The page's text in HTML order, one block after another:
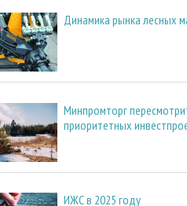
Динамика рынка лесных
Минпромторг
приоритетных
ИЖС в 2025 году